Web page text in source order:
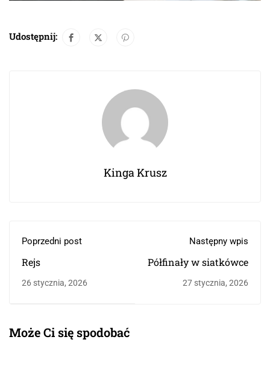
Udostępnij:
Kinga Krusz
Poprzedni post
Rejs
26 stycznia, 2026
Następny wpis
Półfinały w siatkówce
27 stycznia, 2026
Może Ci się spodobać